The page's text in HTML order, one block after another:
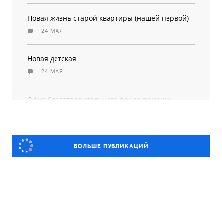
Новая жизнь старой квартиры (нашей первой)
24 МАЯ
Новая детская
24 МАЯ
Офис благотворительного фонда помощи
БОЛЬШЕ ПУБЛИКАЦИЙ